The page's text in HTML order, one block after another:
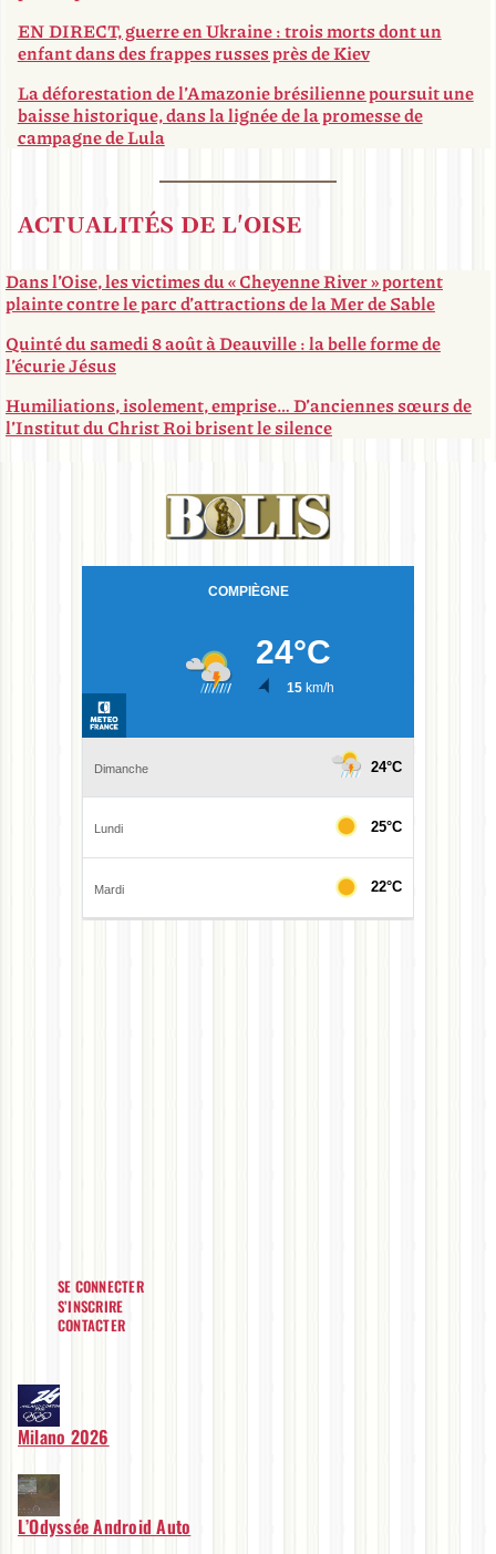
EN DIRECT, guerre en Ukraine : trois morts dont un
enfant dans des frappes russes près de Kiev
La déforestation de l’Amazonie brésilienne poursuit une
baisse historique, dans la lignée de la promesse de
campagne de Lula
ACTUALITÉS DE L'OISE
Dans l’Oise, les victimes du « Cheyenne River » portent
plainte contre le parc d’attractions de la Mer de Sable
Quinté du samedi 8 août à Deauville : la belle forme de
l’écurie Jésus
Humiliations, isolement, emprise… D’anciennes sœurs de
l’Institut du Christ Roi brisent le silence
SE CONNECTER
S’INSCRIRE
CONTACTER
Milano 2026
L’Odyssée Android Auto